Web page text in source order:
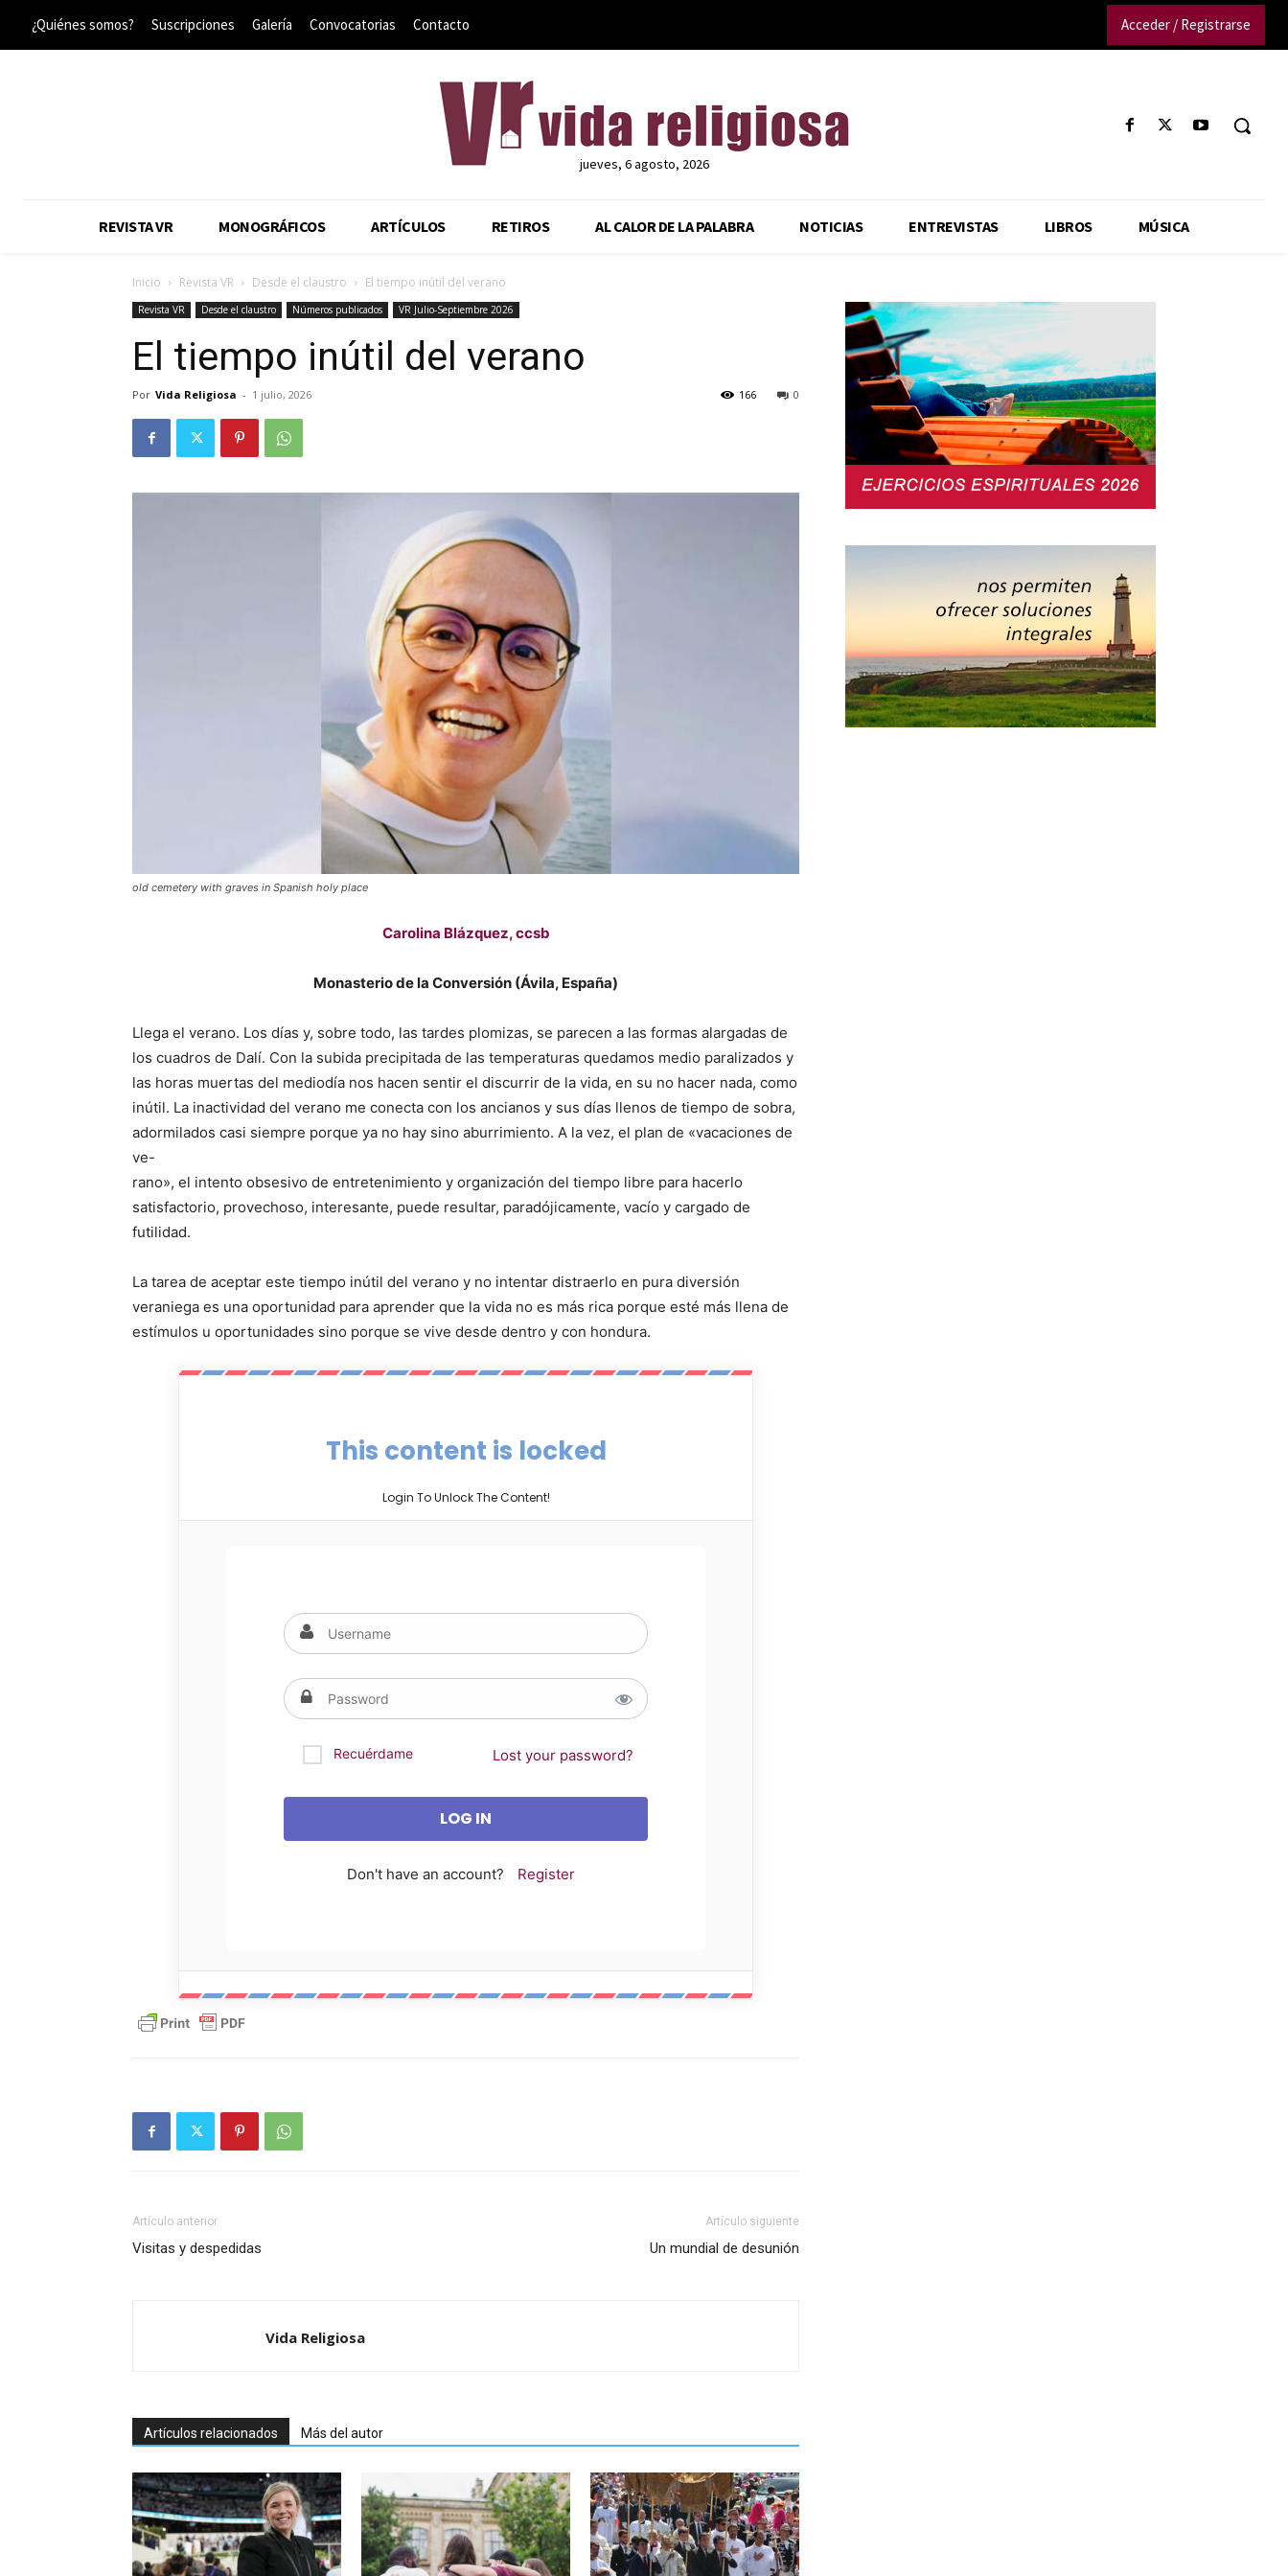
¿Quiénes somos? Suscripciones Galería Convocatorias Contacto Acceder / Registrarse
jueves, 6 agosto, 2026
REVISTA VR MONOGRÁFICOS ARTÍCULOS RETIROS AL CALOR DE LA PALABRA NOTICIAS ENTREVISTAS LIBROS MÚSICA
Inicio Revista VR Desde el claustro El tiempo inútil del verano
Revista VR Desde el claustro Números publicados VR Julio-Septiembre 2026
El tiempo inútil del verano
Por Vida Religiosa - 1 julio, 2026 0
166
old cemetery with graves in Spanish holy place
Carolina Blázquez, ccsb
Monasterio de la Conversión (Ávila, España)
Llega el verano. Los días y, sobre todo, las tardes plomizas, se parecen a las formas alargadas de
los cuadros de Dalí. Con la subida precipitada de las temperaturas quedamos medio paralizados y
las horas muertas del mediodía nos hacen sentir el discurrir de la vida, en su no hacer nada, como
inútil. La inactividad del verano me conecta con los ancianos y sus días llenos de tiempo de sobra,
adormilados casi siempre porque ya no hay sino aburrimiento. A la vez, el plan de «vacaciones de
ve-
rano», el intento obsesivo de entretenimiento y organización del tiempo libre para hacerlo
satisfactorio, provechoso, interesante, puede resultar, paradójicamente, vacío y cargado de
futilidad.
La tarea de aceptar este tiempo inútil del verano y no intentar distraerlo en pura diversión
veraniega es una oportunidad para aprender que la vida no es más rica porque esté más llena de
estímulos u oportunidades sino porque se vive desde dentro y con hondura.
This content is locked
Login To Unlock The Content!
Recuérdame Lost your password?
Don't have an account? Register
Artículo anterior
Visitas y despedidas
Artículo siguiente
Un mundial de desunión
Vida Religiosa
Artículos relacionados Más del autor